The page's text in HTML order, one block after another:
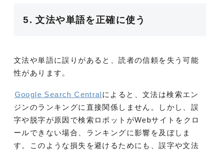
5. 文法や単語を正確に使う
文法や単語に誤りがあると、読者の信頼を失う可能
性があります。
Google Search Centralによると、文法は検索エン
ジンのランキングに直接関係しません。しかし、誤
字や脱字が原因で検索ロボットがWebサイトをクロ
ールできない場合、ランキングに影響を及ぼしま
す。このような損失を避けるためにも、誤字や文法